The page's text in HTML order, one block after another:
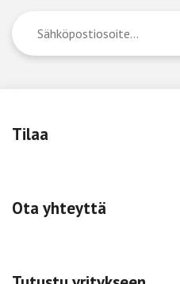
Tilaa
Ota yhteyttä